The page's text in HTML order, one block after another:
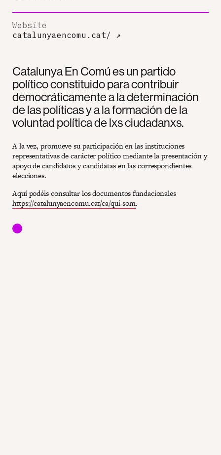
Catalunya En Comú es un partido
político constituido para contribuir
democráticamente a la determinación
de las políticas y a la formación de la
voluntad política de lxs ciudadanxs.
A la vez, promueve su participación en las instituciones
representativas de carácter político mediante la presentación y
apoyo de candidatos y candidatas en las correspondientes
elecciones.
Aquí podéis consultar los documentos fundacionales
https://catalunyaencomu.cat/ca/qui-som.
Website
catalunyaencomu.cat/ ↗